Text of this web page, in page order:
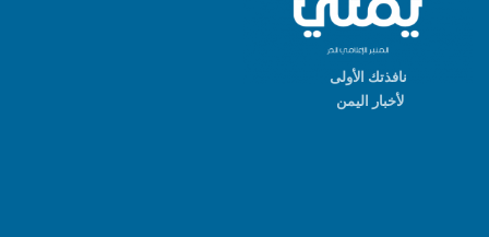
نافذتك الأولى
لأخبار اليمن